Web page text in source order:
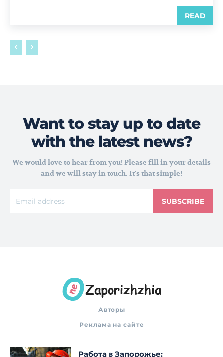
READ
Want to stay up to date
with the latest news?
We would love to hear from you! Please fill in your details
and we will stay in touch. It's that simple!
SUBSCRIBE
Авторы
Реклама на сайте
Работа в Запорожье: